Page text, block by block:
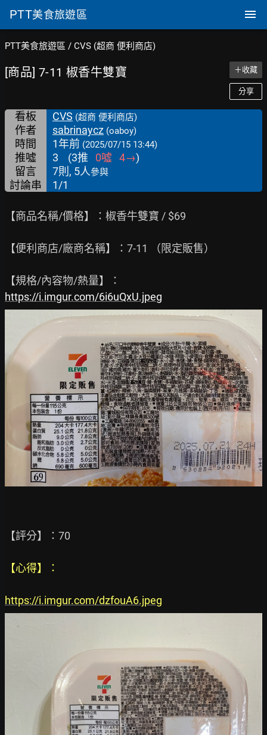
PTT美食旅遊區
PTT美食旅遊區 / CVS (超商 便利商店)
[商品] 7-11 椒香牛雙寶 ＋收藏
分享
看板 CVS (超商 便利商店)
作者 sabrinaycz (oaboy)
時間 1年前 (2025/07/15 13:44)
推噓 3 (3推 0噓 4→)
留言
7則, 5人參與
討論串 1/1
【商品名稱/價格】：椒香牛雙寶 / $69
【便利商店/廠商名稱】：7-11 （限定販售）
https://i.imgur.com/6i6uQxU.jpeg
【心得】：
https://i.imgur.com/dzfouA6.jpeg